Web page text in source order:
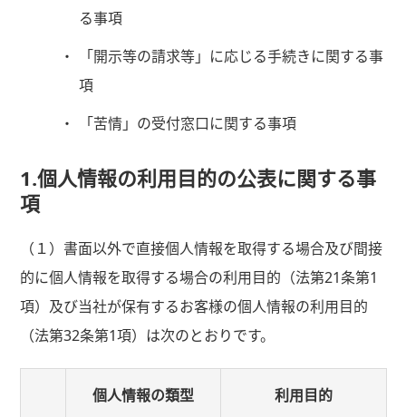
る事項
「開示等の請求等」に応じる手続きに関する事
項
「苦情」の受付窓口に関する事項
1.個人情報の利用目的の公表に関する事
項
（１）書面以外で直接個人情報を取得する場合及び間接
的に個人情報を取得する場合の利用目的（法第21条第1
項）及び当社が保有するお客様の個人情報の利用目的
（法第32条第1項）は次のとおりです。
個人情報の類型 利用目的